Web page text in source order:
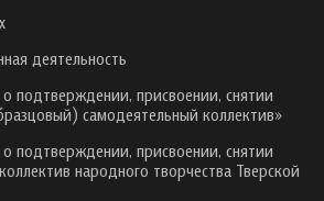
деятельность
подтверждении, присвоении, снятии
самодеятельный коллектив»
подтверждении, присвоении, снятии
народного творчества Тверской